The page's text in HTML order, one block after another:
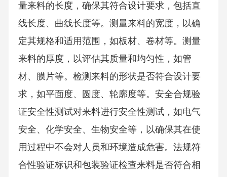
量来料的长度，确保其符合设计要求，包括直
线长度、曲线长度等。测量来料的宽度，以确
定其规格和适用范围，如板材、卷材等。测量
来料的厚度，以评估其质量和均匀性，如管
材、膜片等。检测来料的形状是否符合设计要
求，如平面度、圆度、轮廓度等。安全合规验
证安全性测试对来料进行安全性测试，如电气
安全、化学安全、生物安全等，以确保其在使
用过程中不会对人员和环境造成危害。法规符
合性验证标识和包装验证检查来料是否符合相